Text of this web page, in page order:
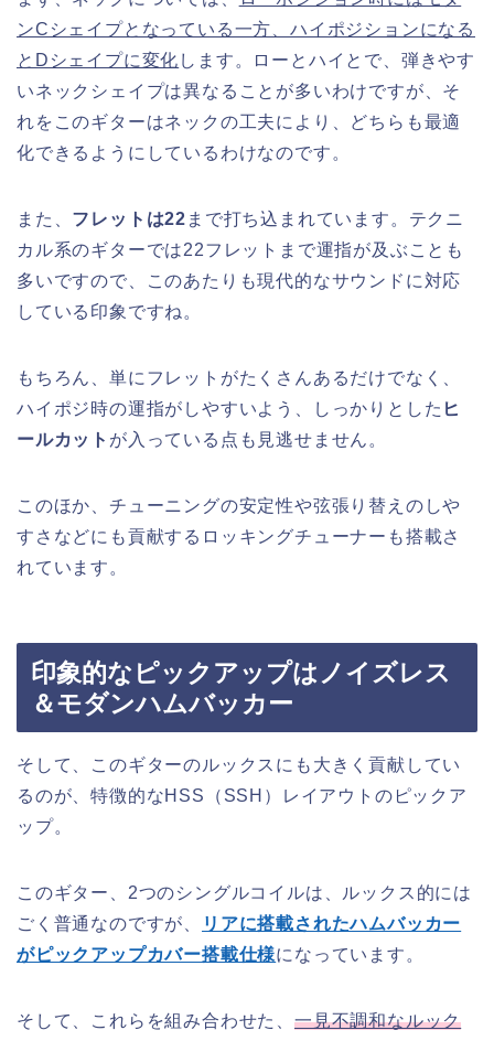
ンCシェイプとなっている一方、ハイポジションになる
とDシェイプに変化 します。ローとハイとで、弾きやす
いネックシェイプは異なることが多いわけですが、そ
れをこのギターはネックの工夫により、どちらも最適
化できるようにしているわけなのです。
また、 フレットは22 まで打ち込まれています。テクニ
カル系のギターでは22フレットまで運指が及ぶことも
多いですので、このあたりも現代的なサウンドに対応
している印象ですね。
もちろん、単にフレットがたくさんあるだけでなく、
ハイポジ時の運指がしやすいよう、しっかりとした ヒ
ールカット が入っている点も見逃せません。
このほか、チューニングの安定性や弦張り替えのしや
すさなどにも貢献するロッキングチューナーも搭載さ
れています。
印象的なピックアップはノイズレス
＆モダンハムバッカー
そして、このギターのルックスにも大きく貢献してい
るのが、特徴的なHSS（SSH）レイアウトのピックア
ップ。
このギター、2つのシングルコイルは、ルックス的には
ごく普通なのですが、
リアに搭載されたハムバッカー
がピックアップカバー搭載仕様になっています。
そして、これらを組み合わせた、一見不調和なルック